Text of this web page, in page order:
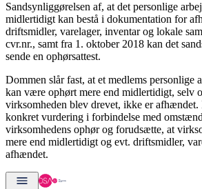
Sandsynliggørelsen af, at det personlige
midlertidigt kan bestå i dokumentation for
driftsmidler, varelager, inventar og lokale
cvr.nr., samt fra 1. oktober 2018 kan det
sende en ophørsattest.
Dommen slår fast, at et medlems personlige
kan være ophørt mere end midlertidigt, selv
virksomheden blev drevet, ikke er afhændet.
konkret vurdering i forbindelse med
virksomhedens ophør og forudsætte, at
mere end midlertidigt og evt. driftsmidler,
afhændet.